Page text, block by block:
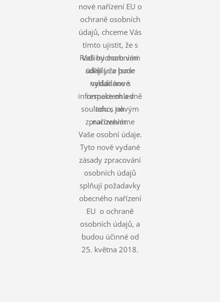
nové nařízení EU o
ochraně osobních
údajů, chceme Vás
tímto ujistit, že s
Vašimi osobními
údaji je a bude
nakládáno s
respektem a v
souladu s novým
nařízením.
Rádi bychom vám
sdělili, že jsme
vydali nové
informace ohledně
toho, jak
zpracováváme
Vaše osobní údaje.
Tyto nově vydané
zásady zpracování
osobních údajů
splňují požadavky
obecného nařízení
EU o ochraně
osobních údajů, a
budou účinné od
25. května 2018.